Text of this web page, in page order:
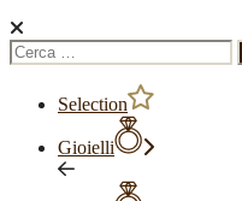
Ricerca
per:
Selection
Gioielli